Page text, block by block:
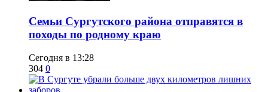
​Семьи Сургутского района отправятся в
походы по родному краю
Сегодня в 13:28
304 0